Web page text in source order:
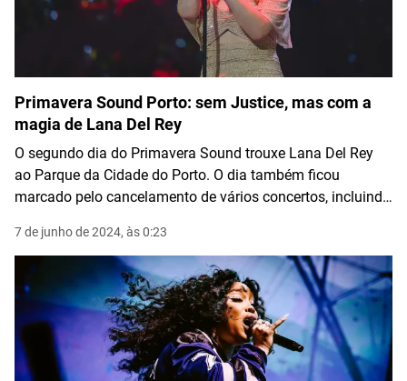
Primavera Sound Porto: sem Justice, mas com a
magia de Lana Del Rey
O segundo dia do Primavera Sound trouxe Lana Del Rey
ao Parque da Cidade do Porto. O dia também ficou
marcado pelo cancelamento de vários concertos, incluindo
Vodafone.
7 de junho de 2024, às 0:23